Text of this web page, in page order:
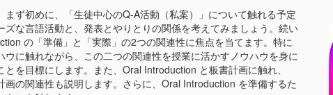
まず初めに、「生徒中心のQ-A活動（私案）」について触れる予定
ズな言語活動と、発表とやりとりの関係を考えてみましょう。続い
の「準備」と「実際」の2つの関連性に焦点を当てます。特に
ウに触れながら、この二つの関連性を授業に活かすノウハウを身に
とを目標にします。また、Oral Introduction と板書計画に触れ、
画の関連性も説明します。さらに、Oral Introduction を準備するた